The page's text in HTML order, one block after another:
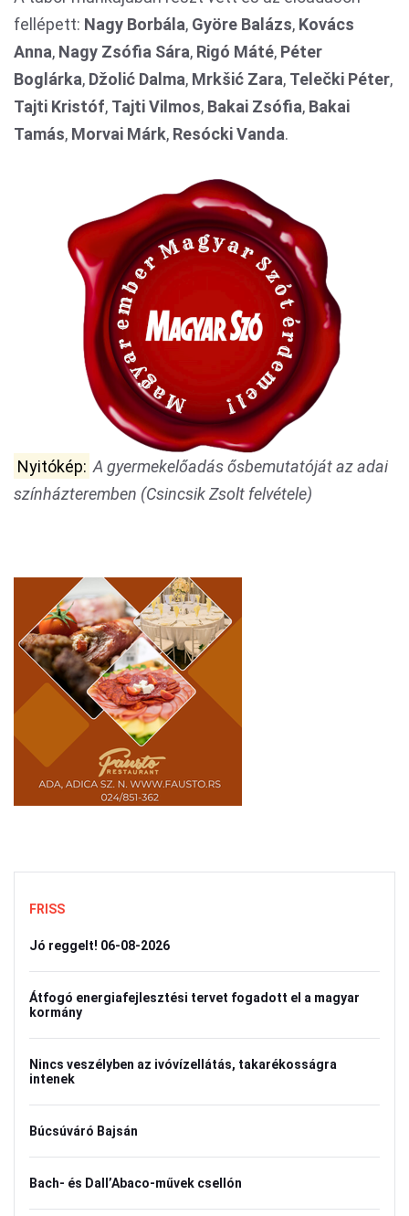
fellépett: Nagy Borbála, Györe Balázs, Kovács
Anna, Nagy Zsófia Sára, Rigó Máté, Péter
Boglárka, Džolić Dalma, Mrkšić Zara, Telečki Péter,
Tajti Kristóf, Tajti Vilmos, Bakai Zsófia, Bakai
Tamás, Morvai Márk, Resócki Vanda.
Nyitókép: A gyermekelőadás ősbemutatóját az adai
színházteremben (Csincsik Zsolt felvétele)
FRISS
Jó reggelt! 06-08-2026
Átfogó energiafejlesztési tervet fogadott el a magyar
kormány
Nincs veszélyben az ivóvízellátás, takarékosságra
intenek
Búcsúváró Bajsán
Bach- és Dall’Abaco-művek csellón